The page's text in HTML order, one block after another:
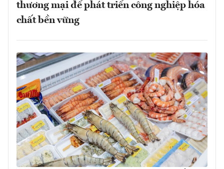
thương mại để phát triển công nghiệp hóa
chất bền vững